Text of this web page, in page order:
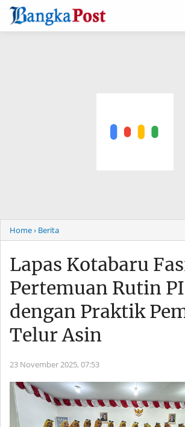
-->
Home› Berita
Lapas Kotabaru
Pertemuan Rutin
dengan Praktik
Telur Asin
23 November 2025, 07:53